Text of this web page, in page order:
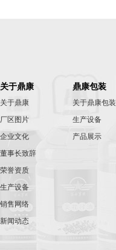
关于鼎康
关于鼎康
厂区图片
企业文化
董事长致辞
荣誉资质
生产设备
销售网络
新闻动态
鼎康包装
关于鼎康包装
生产设备
产品展示